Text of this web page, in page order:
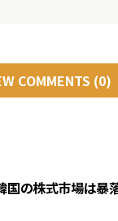
COMMENTS (0)
の株式市場は暴